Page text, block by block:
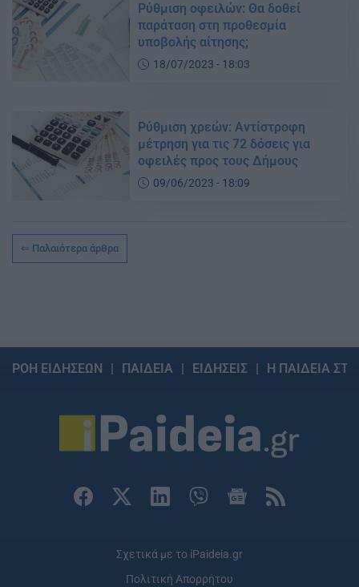
Ρύθμιση οφειλών: Θα δοθεί
παράταση στη προθεσμία
υποβολής αίτησης;
18/07/2023 - 18:03
Ρύθμιση χρεών: Αντίστροφη
μέτρηση για τις 72 δόσεις για
οφειλές προς τους Δήμους
09/06/2023 - 18:09
Παλαιότερα άρθρα
ΡΟΗ ΕΙΔΗΣΕΩΝ ΠΑΙΔΕΙΑ ΕΙΔΗΣΕΙΣ Η ΠΑΙΔΕΙΑ
Σχετικά με το iPaideia.gr
Πολιτική Απορρήτου